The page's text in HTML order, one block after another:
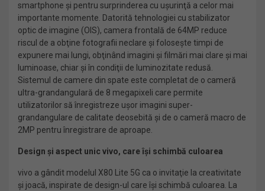
smartphone şi pentru surprinderea cu uşurinţă a celor mai
importante momente. Datorită tehnologiei cu stabilizator
optic de imagine (OIS), camera frontală de 64MP reduce
riscul de a obţine fotografii neclare şi foloseşte timpi de
expunere mai lungi, obţinând imagini şi filmări mai clare şi mai
luminoase, chiar şi în condiţii de luminozitate redusă.
Sistemul de camere din spate este completat de o cameră
ultra-grandangulară de 8 megapixeli care permite
utilizatorilor să înregistreze uşor imagini super-
grandangulare de calitate deosebită şi de o cameră macro de
2MP pentru înregistrare de aproape.
Design şi aspect unic vivo, care îşi schimbă culoarea
vivo a gândit modelul X80 Lite 5G ca o invitaţie la creativitate
şi joacă, inspirate de design-ul care îşi schimbă culoarea. La